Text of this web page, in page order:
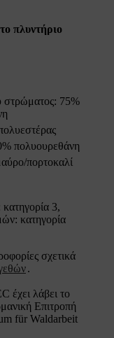
πλυντήριο
στρώματος: 75%
πολυουρεθάνη
πορτοκαλί
3,
κατηγορία
σχετικά
.
έχει λάβει το
Επιτροπή
für Waldarbeit